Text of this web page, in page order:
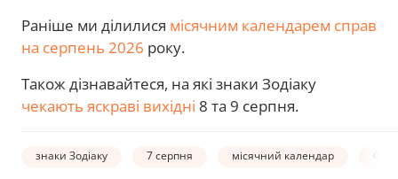
Раніше ми ділилися місячним календарем справ
на серпень 2026 року.
Також дізнавайтеся, на які знаки Зодіаку
чекають яскраві вихідні 8 та 9 серпня.
знаки Зодіаку 7 серпня місячний календар